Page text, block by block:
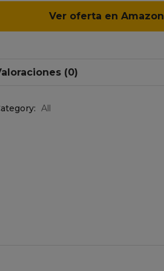
Ver oferta en Amazon
(0)
All